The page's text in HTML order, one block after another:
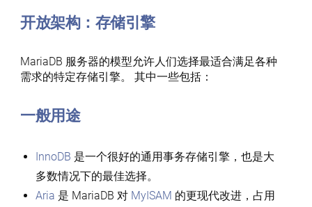
开放架构：存储引擎
MariaDB 服务器的模型允许人们选择最适合满足各种
需求的特定存储引擎。 其中一些包括：
一般用途
InnoDB 是一个很好的通用事务存储引擎，也是大
多数情况下的最佳选择。
Aria 是 MariaDB 对 MyISAM 的更现代改进，占用